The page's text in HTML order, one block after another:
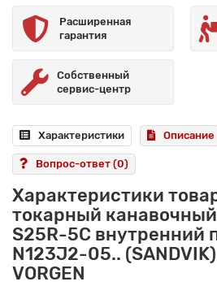
Расширенная
гарантия
Собственный
сервис-центр
Характеристики Описание
Вопрос-ответ (0)
Характеристики
токарный
S25R-5C внутренний
N123J2-05..
VORGEN